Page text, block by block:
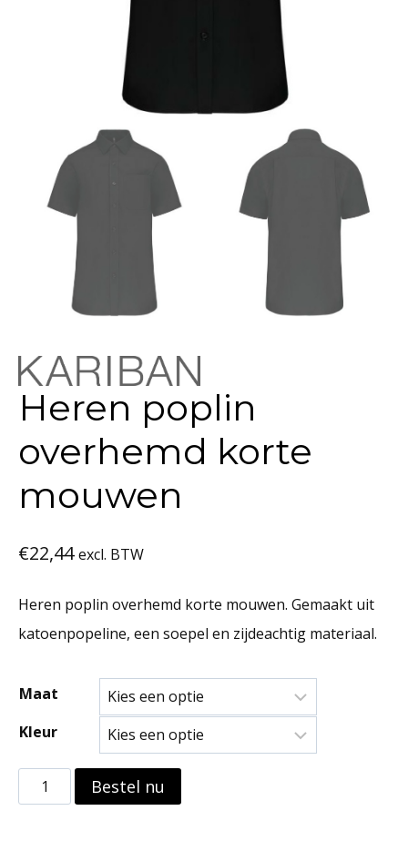
Heren poplin
overhemd korte
mouwen
€22,44 excl. BTW
Heren poplin overhemd korte mouwen. Gemaakt uit
katoenpopeline, een soepel en zijdeachtig materiaal.
Maat
Kleur
Heren
poplin
Bestel nu